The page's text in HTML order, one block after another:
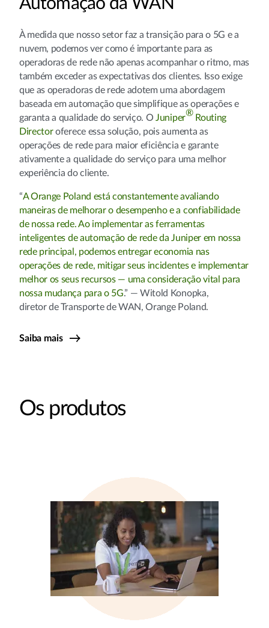
À medida que nosso setor faz a transição para o 5G e a
nuvem, podemos ver como é importante para as
operadoras de rede não apenas acompanhar o ritmo, mas
também exceder as expectativas dos clientes. Isso exige
que as operadoras de rede adotem uma abordagem
baseada em automação que simplifique as operações e
garanta a qualidade do serviço. OJuniper® Routing
Directoroferece essa solução, pois aumenta as
operações de rede para maior eficiência e garante
ativamente a qualidade do serviço para uma melhor
experiência do cliente.
“A Orange Poland está constantemente avaliando
maneiras de melhorar o desempenho e a confiabilidade
de nossa rede. Ao implementar as ferramentas
inteligentes de automação de rede da Juniper em nossa
rede principal, podemos entregar economia nas
operações de rede, mitigar seus incidentes e implementar
melhor os seus recursos — uma consideração vital para
nossa mudança para o 5G.” — Witold Konopka,
diretor de Transporte de WAN, Orange Poland.
Saiba mais
Os produtos